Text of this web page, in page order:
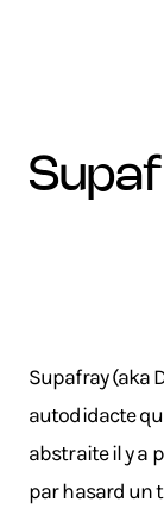
Supafray (aka
autodidacte
abstraite il y a
par hasard un